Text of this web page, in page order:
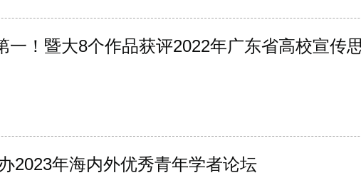
一！暨大8个作品获评2022年广东省高校宣传
2023年海内外优秀青年学者论坛